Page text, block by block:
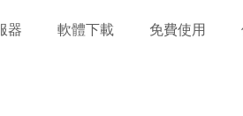
器 軟體下載 免費使用